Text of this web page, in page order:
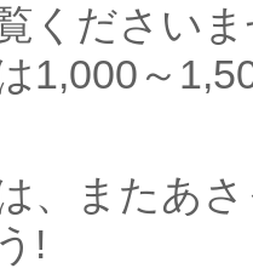
ください
1,000～
、またあ
!